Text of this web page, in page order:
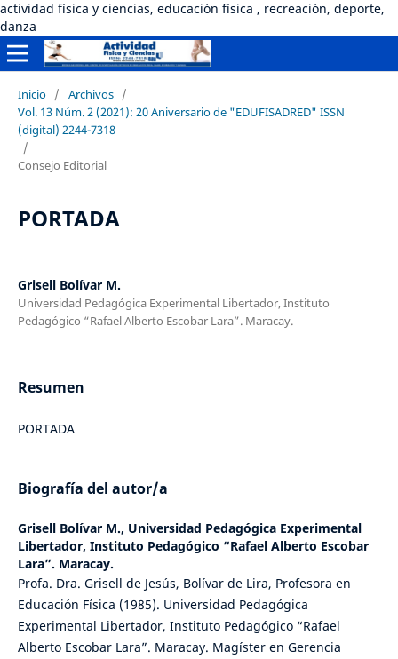
actividad física y ciencias, educación física , recreación, deporte,
danza
Inicio / Archivos /
Vol. 13 Núm. 2 (2021): 20 Aniversario de "EDUFISADRED" ISSN
(digital) 2244-7318
/
Consejo Editorial
PORTADA
Grisell Bolívar M.
Universidad Pedagógica Experimental Libertador, Instituto
Pedagógico “Rafael Alberto Escobar Lara”. Maracay.
Resumen
PORTADA
Biografía del autor/a
Grisell Bolívar M., Universidad Pedagógica Experimental
Libertador, Instituto Pedagógico “Rafael Alberto Escobar
Lara”. Maracay.
Profa. Dra. Grisell de Jesús, Bolívar de Lira, Profesora en
Educación Física (1985). Universidad Pedagógica
Experimental Libertador, Instituto Pedagógico “Rafael
Alberto Escobar Lara”. Maracay. Magíster en Gerencia